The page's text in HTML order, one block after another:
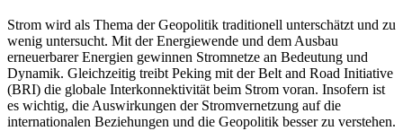
Strom wird als Thema der Geopolitik traditionell unterschätzt und zu
wenig untersucht. Mit der Ener­giewende und dem Ausbau
erneuerbarer Energien gewinnen Stromnetze an Bedeutung und
Dynamik. Gleichzeitig treibt Peking mit der Belt and Road Initiative
(BRI) die globale Interkonnektivität beim Strom voran. Insofern ist
es wichtig, die Auswirkungen der Stromvernetzung auf die
internationalen Beziehungen und die Geopolitik besser zu verstehen.